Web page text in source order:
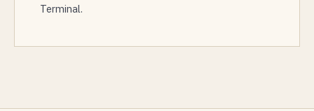
Terminal.